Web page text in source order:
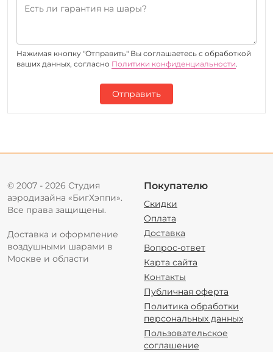
Нажимая кнопку "Отправить" Вы соглашаетесь c обработкой
ваших данных, согласно Политики конфиденциальности.
Отправить
© 2007 - 2026 Студия
аэродизайна «БигХэппи».
Все права защищены.
Доставка и оформление
воздушными шарами в
Москве и области
Покупателю
Скидки
Оплата
Доставка
Вопрос-ответ
Карта сайта
Контакты
Публичная оферта
Политика обработки
персональных данных
Пользовательское
соглашение